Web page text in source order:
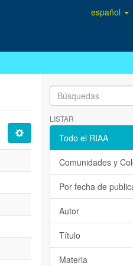
español
LISTAR
Todo el RIAA
Comunidades y
Por fecha de
Autor
Título
Materia